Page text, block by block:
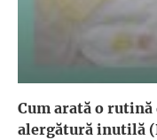
Cum arată o
alergătură inutilă